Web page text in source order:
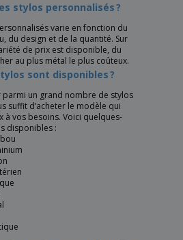
stylos personnalisés ?
varie en fonction du
du design et de la quantité. Sur
de prix est disponible, du
au plus métal le plus coûteux.
sont disponibles ?
parmi un grand nombre de stylos
suffit d’acheter le modèle qui
à vos besoins. Voici quelques-
disponibles :